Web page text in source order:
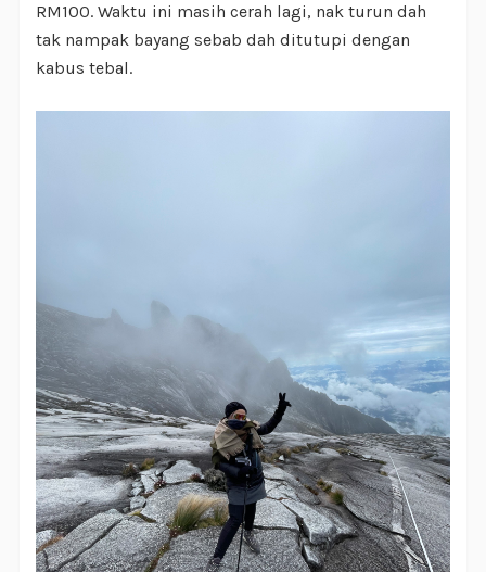
RM100. Waktu ini masih cerah lagi, nak turun dah
tak nampak bayang sebab dah ditutupi dengan
kabus tebal.